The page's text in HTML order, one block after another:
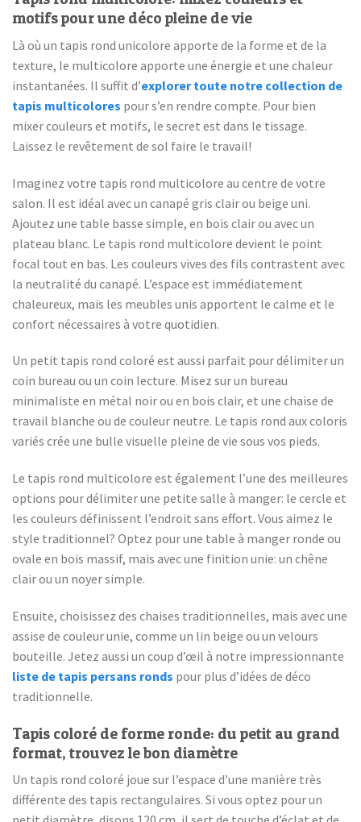
motifs pour une déco pleine de vie
Là où un tapis rond unicolore apporte de la forme et de la
texture, le multicolore apporte une énergie et une chaleur
instantanées. Il suffit d’explorer toute notre collection de
tapis multicolores pour s’en rendre compte. Pour bien
mixer couleurs et motifs, le secret est dans le tissage.
Laissez le revêtement de sol faire le travail!
Imaginez votre tapis rond multicolore au centre de votre
salon. Il est idéal avec un canapé gris clair ou beige uni.
Ajoutez une table basse simple, en bois clair ou avec un
plateau blanc. Le tapis rond multicolore devient le point
focal tout en bas. Les couleurs vives des fils contrastent avec
la neutralité du canapé. L’espace est immédiatement
chaleureux, mais les meubles unis apportent le calme et le
confort nécessaires à votre quotidien.
Un petit tapis rond coloré est aussi parfait pour délimiter un
coin bureau ou un coin lecture. Misez sur un bureau
minimaliste en métal noir ou en bois clair, et une chaise de
travail blanche ou de couleur neutre. Le tapis rond aux coloris
variés crée une bulle visuelle pleine de vie sous vos pieds.
Le tapis rond multicolore est également l’une des meilleures
options pour délimiter une petite salle à manger: le cercle et
les couleurs définissent l’endroit sans effort. Vous aimez le
style traditionnel? Optez pour une table à manger ronde ou
ovale en bois massif, mais avec une finition unie: un chêne
clair ou un noyer simple.
Ensuite, choisissez des chaises traditionnelles, mais avec une
assise de couleur unie, comme un lin beige ou un velours
bouteille. Jetez aussi un coup d’œil à notre impressionnante
liste de tapis persans ronds pour plus d’idées de déco
traditionnelle.
Tapis coloré de forme ronde: du petit au grand
format, trouvez le bon diamètre
Un tapis rond coloré joue sur l’espace d’une manière très
différente des tapis rectangulaires. Si vous optez pour un